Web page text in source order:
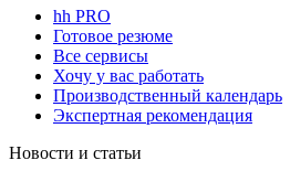
hh PRO
Готовое резюме
Все сервисы
Хочу у вас работать
Производственный календарь
Экспертная рекомендация
Новости и статьи